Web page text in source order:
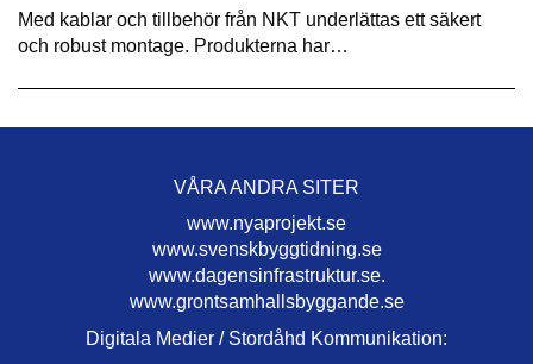
Med kablar och tillbehör från NKT underlättas ett säkert
och robust montage. Produkterna har…
VÅRA ANDRA SITER
www.nyaprojekt.se
www.svenskbyggtidning.se
www.dagensinfrastruktur.se.
www.grontsamhallsbyggande.se
Digitala Medier / Stordåhd Kommunikation: